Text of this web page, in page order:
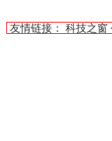
友情链接： 科技之窗